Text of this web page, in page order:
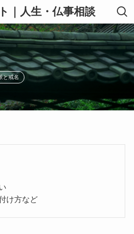
｜人生・仏事相談
と戒名
け方など